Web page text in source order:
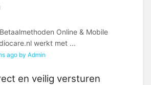
Online & Mobile
werkt met ...
ago by Admin
en veilig versturen